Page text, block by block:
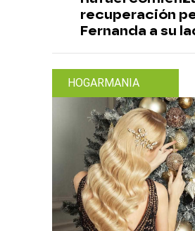
recuperación
Fernanda a su
HOGARMANIA